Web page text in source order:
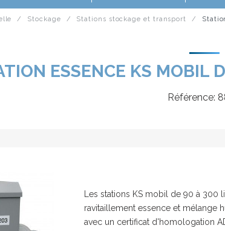
Stockage Stations stockage et transport
ESSENCE KS MOBIL
Référence:
Les stations KS mobil de 90 à 300
ravitaillement essence et mélange
avec un certificat d'homologation